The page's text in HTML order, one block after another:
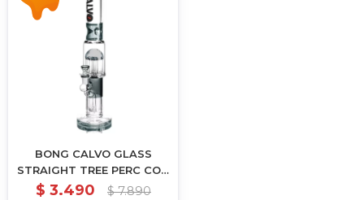
BONG CALVO GLASS
STRAIGHT TREE PERC CON
SHOWER 42CM - NEGRO
$ 3.490 $ 7.890